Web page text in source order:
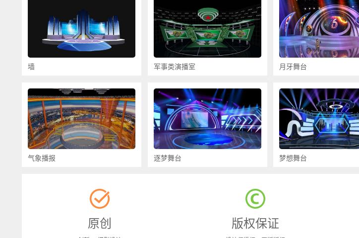
墙 军事类演播室 月牙舞台
气象播报 逐梦舞台 梦想舞台
原创 版权保证